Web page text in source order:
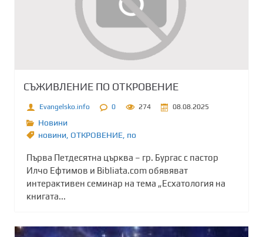
СЪЖИВЛЕНИЕ ПО ОТКРОВЕНИЕ
Evangelsko.info 0 274 08.08.2025
Новини
новини ОТКРОВЕНИЕ по
Първа Петдесятна църква – гр. Бургас с пастор
Илчо Ефтимов и Bibliata.com обявяват
интерактивен семинар на тема „Есхатология на
книгата...